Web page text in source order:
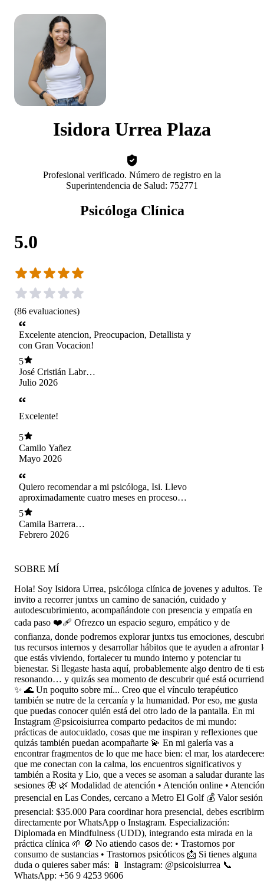
Isidora Urrea Plaza
Profesional verificado. Número de registro en la
Superintendencia de Salud: 752771
Psicóloga Clínica
5.0
(86 evaluaciones)
Excelente atencion, Preocupacion, Detallista y
con Gran Vocacion!
5
José Cristián Labrín
Sepúlveda
Julio 2026
Excelente!
5
Camilo Yañez
Mayo 2026
Quiero recomendar a mi psicóloga, Isi. Llevo
aproximadamente cuatro meses en proceso
terapéutico con ella y ha sido una experiencia
muy positiva para mí. Desde el primer momento
me he sentido escuchada, comprendida y
acompañada con mucha empatía y
herramientas concretas para manejar mi
ansiedad, ayudándome a entender mejor lo que
me ocurre y a enfrentar las situaciones difíciles
con mayor calma y seguridad.
5
Camila Barrera
Correa
Febrero 2026
SOBRE MÍ
Hola! Soy Isidora Urrea, psicóloga clínica de jovenes y adultos. Te
invito a recorrer juntxs un camino de sanación, cuidado y
autodescubrimiento, acompañándote con presencia y empatía en
cada paso ❤️‍🩹 Ofrezco un espacio seguro, empático y de
confianza, donde podremos explorar juntxs tus emociones,
tus recursos internos y desarrollar hábitos que te ayuden a afrontar
que estás viviendo, fortalecer tu mundo interno y potenciar tu
bienestar. Si llegaste hasta aquí, probablemente algo dentro de ti
resonando… y quizás sea momento de descubrir qué está
✨ 🌊 Un poquito sobre mí... Creo que el vínculo terapéutico
también se nutre de la cercanía y la humanidad. Por eso, me gusta
que puedas conocer quién está del otro lado de la pantalla. En mi
Instagram @psicoisiurrea comparto pedacitos de mi mundo:
prácticas de autocuidado, cosas que me inspiran y reflexiones que
quizás también puedan acompañarte 💫 En mi galería vas a
encontrar fragmentos de lo que me hace bien: el mar, los
que me conectan con la calma, los encuentros significativos y
también a Rosita y Lio, que a veces se asoman a saludar durante las
sesiones 🦋 🌿 Modalidad de atención • Atención online • Atención
presencial en Las Condes, cercano a Metro El Golf 💰 Valor sesión
presencial: $35.000 Para coordinar hora presencial, debes
directamente por WhatsApp o Instagram. Especialización:
Diplomada en Mindfulness (UDD), integrando esta mirada en la
práctica clínica 🌱 🚫 No atiendo casos de: • Trastornos por
consumo de sustancias • Trastornos psicóticos 📩 Si tienes alguna
duda o quieres saber más: 📱 Instagram: @psicoisiurrea 📞
WhatsApp: +56 9 4253 9606